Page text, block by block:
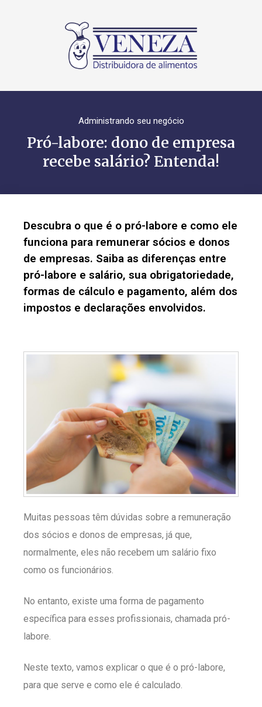
Administrando seu negócio
Pró-labore: dono de empresa
recebe salário? Entenda!
Descubra o que é o pró-labore e como ele
funciona para remunerar sócios e donos
de empresas. Saiba as diferenças entre
pró-labore e salário, sua obrigatoriedade,
formas de cálculo e pagamento, além dos
impostos e declarações envolvidos.
Muitas pessoas têm dúvidas sobre a remuneração
dos sócios e donos de empresas, já que,
normalmente, eles não recebem um salário fixo
como os funcionários.
No entanto, existe uma forma de pagamento
específica para esses profissionais, chamada pró-
labore.
Neste texto, vamos explicar o que é o pró-labore,
para que serve e como ele é calculado.